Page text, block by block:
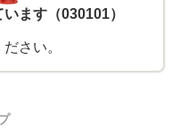
ます（030101）
さい。